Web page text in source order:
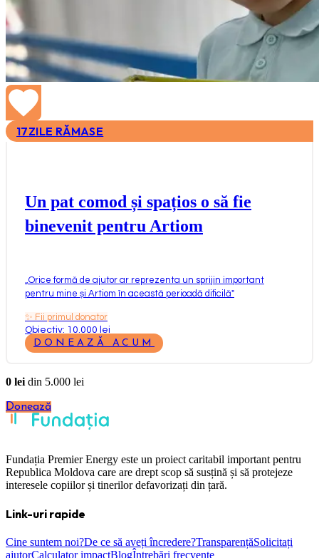
17ZILE RĂMASE
Un pat comod și spațios o să fie
binevenit pentru Artiom
Orice formă de ajutor ar reprezenta un sprijin important
pentru mine și Artiom în această perioadă dificilă"
✨ Fii primul donator
Obiectiv: 10.000 lei
DONEAZĂ ACUM
0 lei din 5.000 lei
Donează
Fundația Premier Energy este un proiect caritabil important pentru
Republica Moldova care are drept scop să susțină și să protejeze
interesele copiilor și tinerilor defavorizați din țară.
Link-uri rapide
Cine suntem noi?De ce să aveți încredere?TransparențăSolicitați
ajutorCalculator impactBlogÎntrebări frecvente